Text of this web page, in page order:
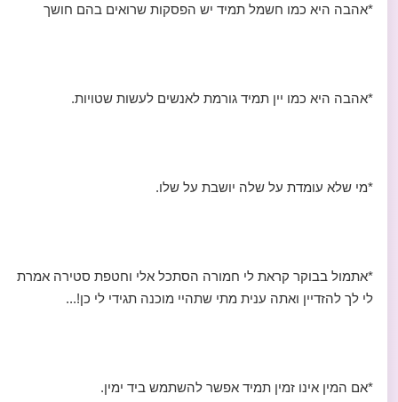
*אהבה היא כמו חשמל תמיד יש הפסקות שרואים בהם חושך
*אהבה היא כמו יין תמיד גורמת לאנשים לעשות שטויות.
*מי שלא עומדת על שלה יושבת על שלו.
*אתמול בבוקר קראת לי חמורה הסתכל אלי וחטפת סטירה אמרת
לי לך להזדיין ואתה ענית מתי שתהיי מוכנה תגידי לי כן!...
*אם המין אינו זמין תמיד אפשר להשתמש ביד ימין.